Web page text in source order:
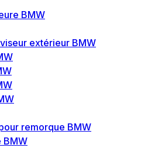
BMW
extérieur BMW
remorque BMW
BMW